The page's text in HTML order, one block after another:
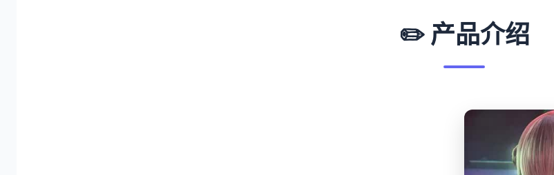
✏️ 产品介绍